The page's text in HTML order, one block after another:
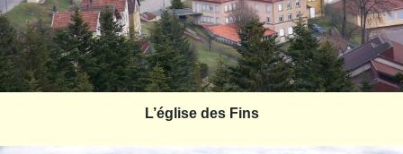
L’église des Fins